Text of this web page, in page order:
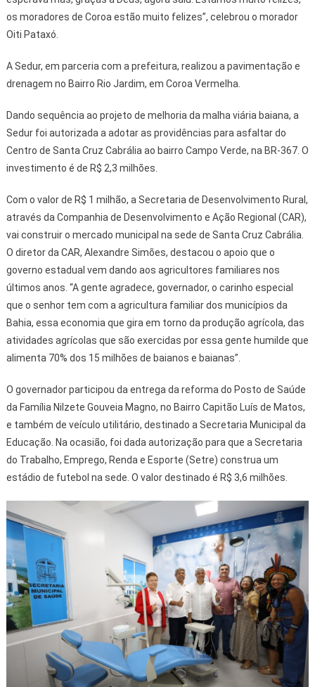
os moradores de Coroa estão muito felizes”, celebrou o morador
Oiti Pataxó.
A Sedur, em parceria com a prefeitura, realizou a pavimentação e
drenagem no Bairro Rio Jardim, em Coroa Vermelha.
Dando sequência ao projeto de melhoria da malha viária baiana, a
Sedur foi autorizada a adotar as providências para asfaltar do
Centro de Santa Cruz Cabrália ao bairro Campo Verde, na BR-367. O
investimento é de R$ 2,3 milhões.
Com o valor de R$ 1 milhão, a Secretaria de Desenvolvimento Rural,
através da Companhia de Desenvolvimento e Ação Regional (CAR),
vai construir o mercado municipal na sede de Santa Cruz Cabrália.
O diretor da CAR, Alexandre Simões, destacou o apoio que o
governo estadual vem dando aos agricultores familiares nos
últimos anos. “A gente agradece, governador, o carinho especial
que o senhor tem com a agricultura familiar dos municípios da
Bahia, essa economia que gira em torno da produção agrícola, das
atividades agrícolas que são exercidas por essa gente humilde que
alimenta 70% dos 15 milhões de baianos e baianas”.
O governador participou da entrega da reforma do Posto de Saúde
da Família Nilzete Gouveia Magno, no Bairro Capitão Luís de Matos,
e também de veículo utilitário, destinado a Secretaria Municipal da
Educação. Na ocasião, foi dada autorização para que a Secretaria
do Trabalho, Emprego, Renda e Esporte (Setre) construa um
estádio de futebol na sede. O valor destinado é R$ 3,6 milhões.